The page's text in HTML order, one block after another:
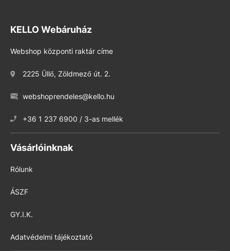
KELLO Webáruház
Webshop központi raktár címe
2225 Üllő, Zöldmező út. 2.
webshoprendeles@kello.hu
+36 1 237 6900 / 3-as mellék
Vásárlóinknak
Rólunk
ÁSZF
GY.I.K.
Adatvédelmi tájékoztató